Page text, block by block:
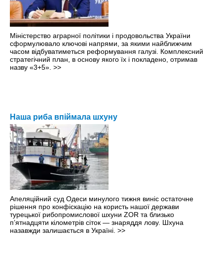
Міністерство аграрної політики і продовольства України
сформулювало ключові напрями, за якими найближчим
часом відбуватиметься реформування галузі. Комплексний
стратегічний план, в основу якого їх і покладено, отримав
назву «3+5». >>
Наша риба впіймала шхуну
Апеляційний суд Одеси минулого тижня виніс остаточне
рішення про конфіскацію на користь нашої держави
турецької рибопромислової шхуни ZOR та близько
п’ятнадцяти кілометрів сіток — знаряддя лову. Шхуна
назавжди залишається в Україні. >>